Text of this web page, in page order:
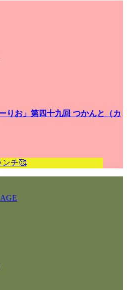
りお」第四十九回 つかんと（カ
ンチ🥰
AGE